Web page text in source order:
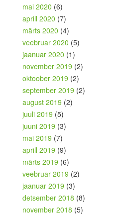
mai 2020 (6)
aprill 2020 (7)
märts 2020 (4)
veebruar 2020 (5)
jaanuar 2020 (1)
november 2019 (2)
oktoober 2019 (2)
september 2019 (2)
august 2019 (2)
juuli 2019 (5)
juuni 2019 (3)
mai 2019 (7)
aprill 2019 (9)
märts 2019 (6)
veebruar 2019 (2)
jaanuar 2019 (3)
detsember 2018 (8)
november 2018 (5)